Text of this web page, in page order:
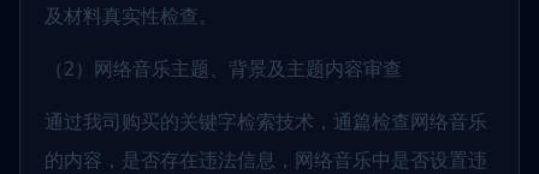
及材料真实性检查。
（2）网络音乐主题、背景及主题内容审查
通过我司购买的关键字检索技术，通篇检查网络音乐
的内容，是否存在违法信息，网络音乐中是否设置违